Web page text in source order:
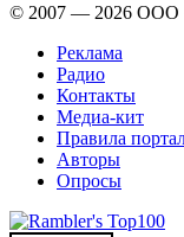
© 2007 — 2026 ООО
Реклама
Радио
Контакты
Медиа-кит
Правила
Авторы
Опросы